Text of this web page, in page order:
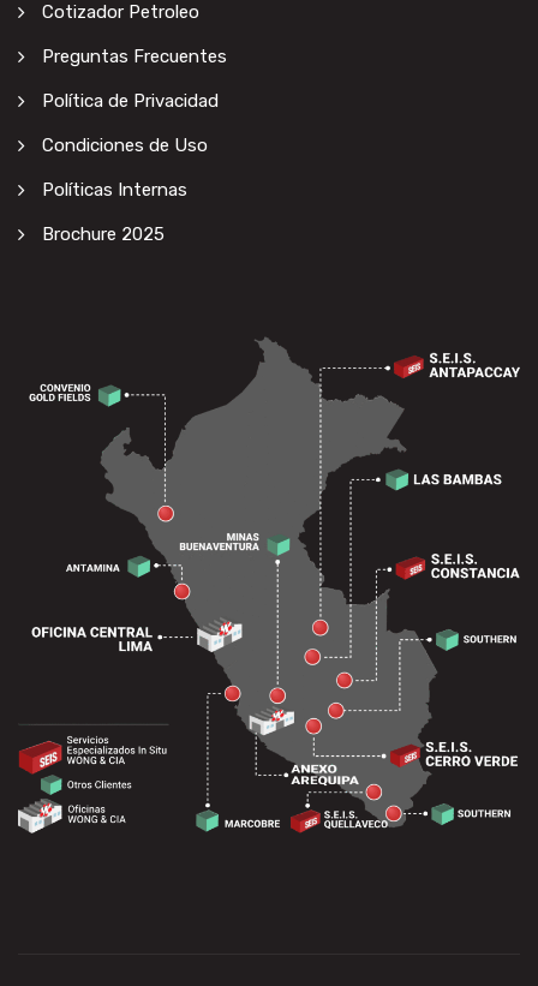
Cotizador Petroleo
Preguntas Frecuentes
Política de Privacidad
Condiciones de Uso
Políticas Internas
Brochure 2025